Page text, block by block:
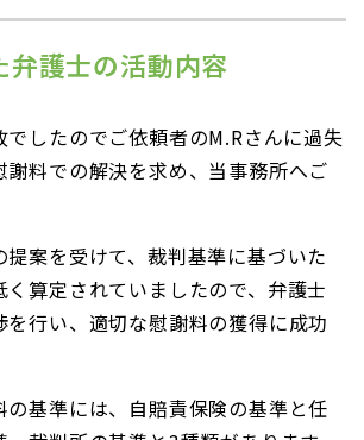
弁護士の活動内容
でしたのでご依頼者のM.Rさんに過失
謝料での解決を求め、当事務所へご
案を受けて、裁判基準に基づいた
算定されていましたので、弁護士
行い、適切な慰謝料の獲得に成功
基準には、自賠責保険の基準と任